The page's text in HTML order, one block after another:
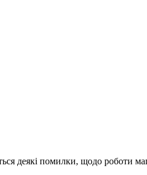
деякі помилки, щодо роботи